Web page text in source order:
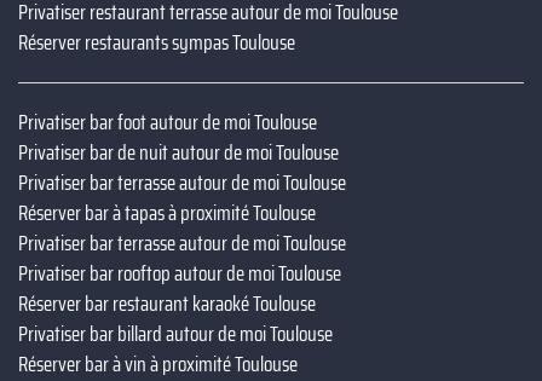
Privatiser restaurant terrasse autour de moi Toulouse
Réserver restaurants sympas Toulouse
Privatiser bar foot autour de moi Toulouse
Privatiser bar de nuit autour de moi Toulouse
Privatiser bar terrasse autour de moi Toulouse
Réserver bar à tapas à proximité Toulouse
Privatiser bar terrasse autour de moi Toulouse
Privatiser bar rooftop autour de moi Toulouse
Réserver bar restaurant karaoké Toulouse
Privatiser bar billard autour de moi Toulouse
Réserver bar à vin à proximité Toulouse